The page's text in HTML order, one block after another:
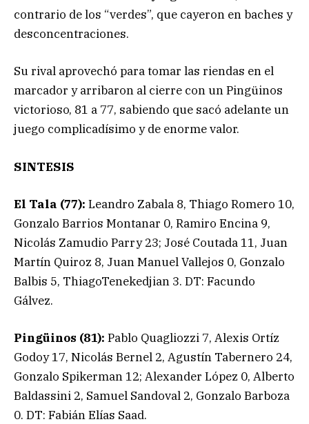
contrario de los “verdes”, que cayeron en baches y
desconcentraciones.
Su rival aprovechó para tomar las riendas en el
marcador y arribaron al cierre con un Pingüinos
victorioso, 81 a 77, sabiendo que sacó adelante un
juego complicadísimo y de enorme valor.
SINTESIS
El Tala (77): Leandro Zabala 8, Thiago Romero 10,
Gonzalo Barrios Montanar 0, Ramiro Encina 9,
Nicolás Zamudio Parry 23; José Coutada 11, Juan
Martín Quiroz 8, Juan Manuel Vallejos 0, Gonzalo
Balbis 5, ThiagoTenekedjian 3. DT: Facundo
Gálvez.
Pingüinos (81): Pablo Quagliozzi 7, Alexis Ortíz
Godoy 17, Nicolás Bernel 2, Agustín Tabernero 24,
Gonzalo Spikerman 12; Alexander López 0, Alberto
Baldassini 2, Samuel Sandoval 2, Gonzalo Barboza
0. DT: Fabián Elías Saad.